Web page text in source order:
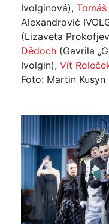
Ivolginová),
Alexandrovič
(Lizaveta
Dědoch (Gavrila
Ivolgin), Vít
Foto: Martin Kusyn